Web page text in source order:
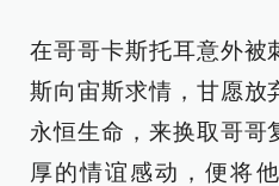
在哥哥卡斯托耳意外被
斯向宙斯求情，甘愿放
永恒生命，来换取哥哥
厚的情谊感动，便将